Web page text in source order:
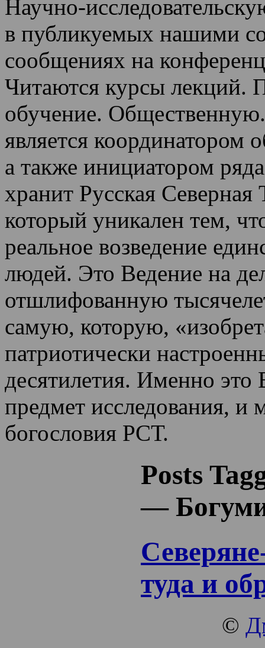
Научно-
в публикуемых нашими
сообщениях на
Читаются курсы лекций.
обучение.
является
а также инициатором
хранит Русская
который уникален тем,
реальное возведение
людей. Это Ведение на
отшлифованную
самую, которую,
патриотически
десятилетия. Именно это
предмет исследования, и
богословия РСТ.
Posts
—
туда и
©